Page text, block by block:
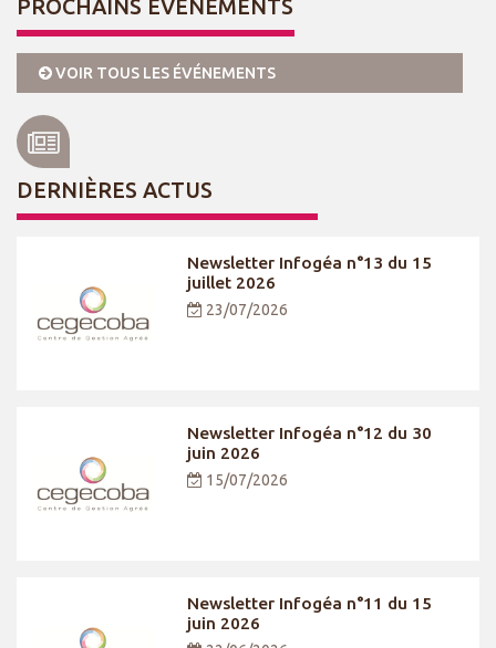
PROCHAINS ÉVÉNEMENTS
VOIR TOUS LES ÉVÉNEMENTS
DERNIÈRES ACTUS
Newsletter Infogéa n°13 du 15
juillet 2026
23/07/2026
Newsletter Infogéa n°12 du 30
juin 2026
15/07/2026
Newsletter Infogéa n°11 du 15
juin 2026